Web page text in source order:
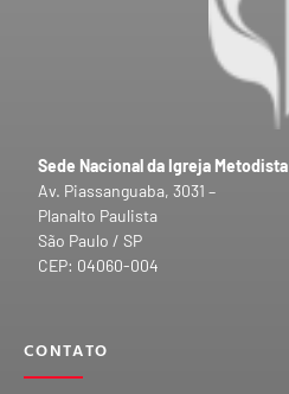
Sede Nacional da Igreja Metodista
Av. Piassanguaba, 3031 –
Planalto Paulista
São Paulo / SP
CEP: 04060-004
CONTATO